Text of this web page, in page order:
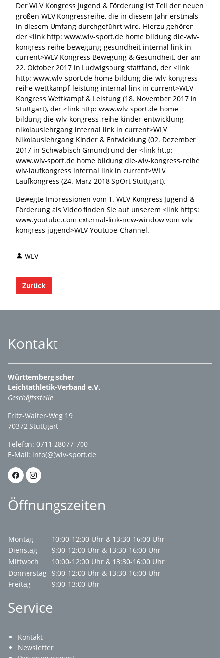
Der WLV Kongress Jugend & Förderung ist Teil der neuen
großen WLV Kongressreihe, die in diesem Jahr erstmals
in diesem Umfang durchgeführt wird. Hierzu gehören
der <link http: www.wlv-sport.de home bildung die-wlv-
kongress-reihe bewegung-gesundheit internal link in
current>WLV Kongress Bewegung & Gesundheit, der am
22. Oktober 2017 in Ludwigsburg stattfand, der <link
http: www.wlv-sport.de home bildung die-wlv-kongress-
reihe wettkampf-leistung internal link in current>WLV
Kongress Wettkampf & Leistung (18. November 2017 in
Stuttgart), der <link http: www.wlv-sport.de home
bildung die-wlv-kongress-reihe kinder-entwicklung-
nikolauslehrgang internal link in current>WLV
Nikolauslehrgang Kinder & Entwicklung (02. Dezember
2017 in Schwäbisch Gmünd) und der <link http:
www.wlv-sport.de home bildung die-wlv-kongress-reihe
wlv-laufkongress internal link in current>WLV
Laufkongress (24. März 2018 SpOrt Stuttgart).
Bewegte Impressionen vom 1. WLV Kongress Jugend &
Förderung als Video finden Sie auf unserem <link https:
www.youtube.com external-link-new-window vom wlv
kongress jugend>WLV Youtube-Channel.
WLV
Zurück
Kontakt
Württembergischer
Leichtathletik-Verband e.V.
Geschäftsstelle
Fritz-Walter-Weg 19
70372 Stuttgart
Telefon: 0711 28077-700
E-Mail: info(@)wlv-sport.de
Öffnungszeiten
Montag
10:00-12:00 Uhr & 13:30-16:00 Uhr
Dienstag
9:00-12:00 Uhr & 13:30-16:00 Uhr
Mittwoch
10:00-12:00 Uhr & 13:30-16:00 Uhr
Donnerstag 9:00-12:00 Uhr & 13:30-16:00 Uhr
Freitag
9:00-13:00 Uhr
Service
Kontakt
Newsletter